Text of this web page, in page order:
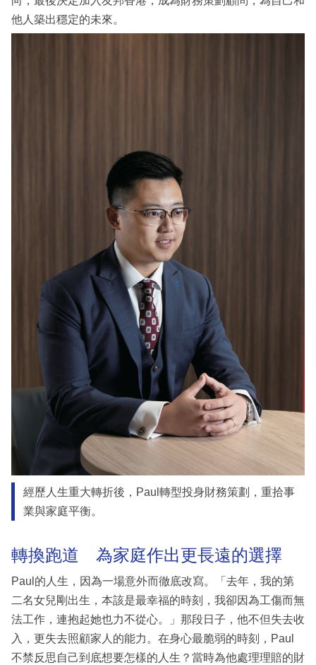
時
事
他人築出穩定的未來。
經歷人生重大轉折後，Paul轉型投身財務策劃，重拾事
業與家庭平衡。
轉換跑道 為家庭作出更長遠的選擇
Paul的人生，因為一場意外而徹底改寫。「去年，我的第
二名女兒剛出生，本該是最幸福的時刻，我卻因為工傷而無
法工作，連抱起她也力不從心。」那段日子，他不但失去收
入，更失去照顧家人的能力。在身心最脆弱的時刻，Paul
不禁反思自己到底想要怎樣的人生？當時為他處理理賠的財